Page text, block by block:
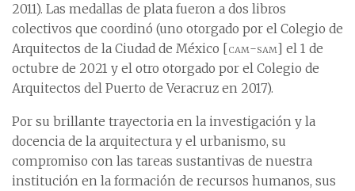
2011). Las medallas de plata fueron a dos libros
colectivos que coordinó (uno otorgado por el Colegio de
Arquitectos de la Ciudad de México [cam-sam] el 1 de
octubre de 2021 y el otro otorgado por el Colegio de
Arquitectos del Puerto de Veracruz en 2017).
Por su brillante trayectoria en la investigación y la
docencia de la arquitectura y el urbanismo, su
compromiso con las tareas sustantivas de nuestra
institución en la formación de recursos humanos, sus